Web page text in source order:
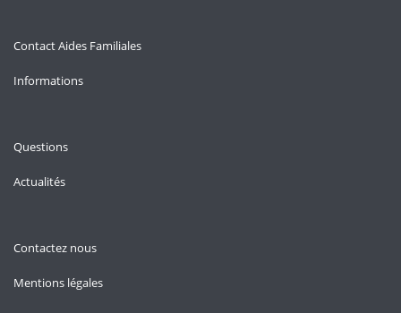
Contact Aides Familiales
Informations
Questions
Actualités
Contactez nous
Mentions légales